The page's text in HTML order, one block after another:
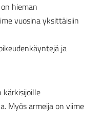
hieman
vuosina yksittäisiin
ja
kärkisijoille
Myös armeija on viime